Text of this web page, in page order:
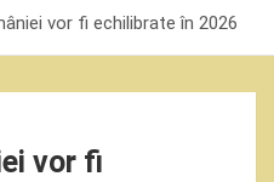
vor fi echilibrate în 2026
vor fi